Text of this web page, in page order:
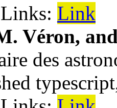
Link
Véron,
des
typescript